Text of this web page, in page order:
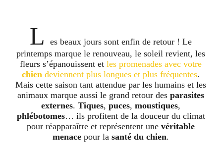
L
es beaux jours sont enfin de retour ! Le
printemps marque le renouveau, le soleil revient, les
fleurs s’épanouissent etles promenades avec votre
chien deviennent plus longues et plus fréquentes.
Mais cette saison tant attendue par les humains et les
animaux marque aussi le grand retour desparasites
externes.Tiques,puces,moustiques,
phlébotomes… ils profitent de la douceur du climat
pour réapparaître et représentent unevéritable
menace pour lasanté du chien.